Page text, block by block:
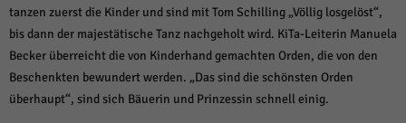
tanzen zuerst die Kinder und sind mit Tom Schilling „Völlig losgelöst“,
bis dann der majestätische Tanz nachgeholt wird. KiTa-Leiterin Manuela
Becker überreicht die von Kinderhand gemachten Orden, die von den
Beschenkten bewundert werden. „Das sind die schönsten Orden
überhaupt“, sind sich Bäuerin und Prinzessin schnell einig.